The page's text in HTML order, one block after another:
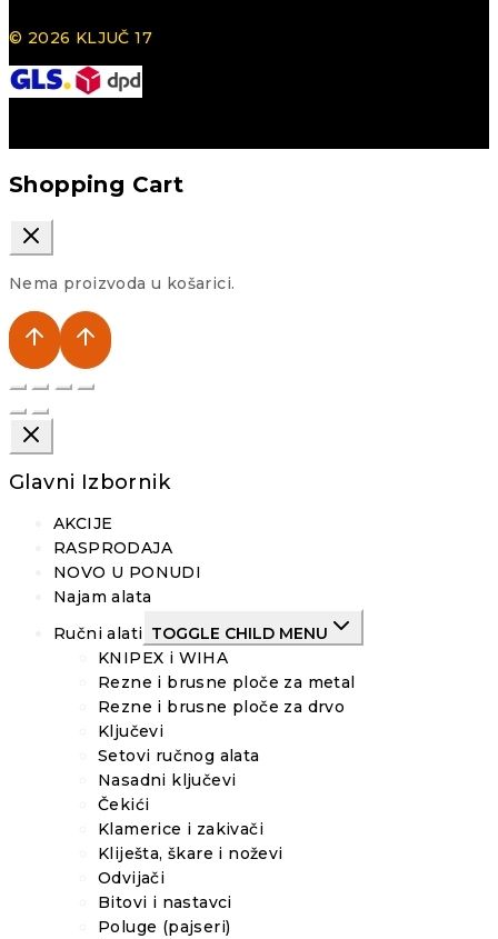
© 2026 KLJUČ 17
Shopping Cart
Nema proizvoda u košarici.
Glavni Izbornik
AKCIJE
RASPRODAJA
NOVO U PONUDI
Najam alata
Ručni alati TOGGLE CHILD MENU
KNIPEX i WIHA
Rezne i brusne ploče za metal
Rezne i brusne ploče za drvo
Ključevi
Setovi ručnog alata
Nasadni ključevi
Čekići
Klamerice i zakivači
Kliješta, škare i noževi
Odvijači
Bitovi i nastavci
Poluge (pajseri)